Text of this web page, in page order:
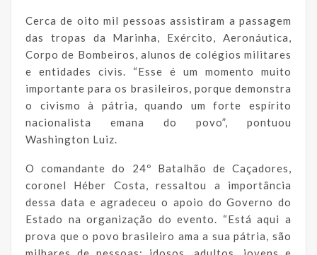
Cerca de oito mil pessoas assistiram a passagem
das tropas da Marinha, Exército, Aeronáutica,
Corpo de Bombeiros, alunos de colégios militares
e entidades civis. “Esse é um momento muito
importante para os brasileiros, porque demonstra
o civismo à pátria, quando um forte espírito
nacionalista emana do povo”, pontuou
Washington Luiz.
O comandante do 24º Batalhão de Caçadores,
coronel Héber Costa, ressaltou a importância
dessa data e agradeceu o apoio do Governo do
Estado na organização do evento. “Está aqui a
prova que o povo brasileiro ama a sua pátria, são